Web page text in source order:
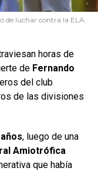
de luchar contra la ELA.
horas de
de Fernando
del club
de las divisiones
, luego de una
Amiotrófica
que había